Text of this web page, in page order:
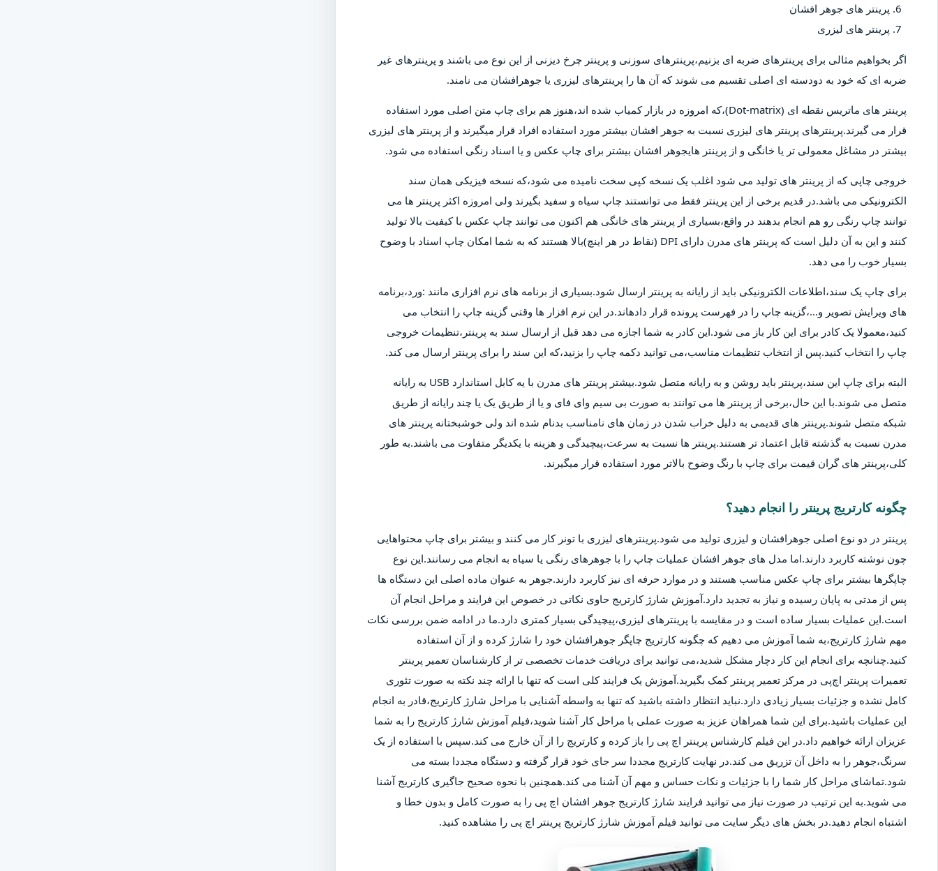
پرینتر های جوهر افشان
پرینتر های لیزری
اگر بخواهیم مثالی برای پرینترهای ضربه ای بزنیم،پرینترهای سوزنی و پرینتر چرخ دیزنی از این نوع می باشند و پرینترهای غیر
ضربه ای که خود به دودسته ای اصلی تقسیم می شوند که آن ها را پرینترهای لیزری یا جوهرافشان می نامند.
پرینتر های ماتریس نقطه ای (Dot-matrix)،که امروزه در بازار کمیاب شده اند،هنوز هم برای چاپ متن اصلی مورد استفاده
قرار می گیرند.پرینترهای پرینتر های لیزری نسبت به جوهر افشان بیشتر مورد استفاده افراد قرار میگیرند و از پرینتر های لیزری
بیشتر در مشاغل معمولی تر یا خانگی و از پرینتر هایجوهر افشان بیشتر برای چاپ عکس و یا اسناد رنگی استفاده می شود.
خروجی چاپی که از پرینتر های تولید می شود اغلب یک نسخه کپی سخت نامیده می شود،که نسخه فیزیکی همان سند
الکترونیکی می باشد.در قدیم برخی از این پرینتر فقط می توانستند چاپ سیاه و سفید بگیرند ولی امروزه اکثر پرینتر ها می
توانند چاپ رنگی رو هم انجام بدهند در واقع،بسیاری از پرینتر های خانگی هم اکنون می توانند چاپ عکس با کیفیت بالا تولید
کنند و این به آن دلیل است که پرینتر های مدرن دارای DPI (نقاط در هر اینچ)بالا هستند که به شما امکان چاپ اسناد با وضوح
بسیار خوب را می دهد.
برای چاپ یک سند،اطلاعات الکترونیکی باید از رایانه به پرینتر ارسال شود.بسیاری از برنامه های نرم افزاری مانند :ورد،برنامه
های ویرایش تصویر و...،گزینه چاپ را در فهرست پرونده قرار دادهاند.در این نرم افزار ها وقتی گزینه چاپ را انتخاب می
کنید،معمولا یک کادر برای این کار باز می شود.این کادر به شما اجازه می دهد قبل از ارسال سند به پرینتر،تنظیمات خروجی
چاپ را انتخاب کنید.پس از انتخاب تنظیمات مناسب،می توانید دکمه چاپ را بزنید،که این سند را برای پرینتر ارسال می کند.
البته برای چاپ این سند،پرینتر باید روشن و به رایانه متصل شود.بیشتر پرینتر های مدرن با یه کابل استاندارد USB به رایانه
متصل می شوند.با این حال،برخی از پرینتر ها می توانند به صورت بی سیم وای فای و یا از طریق یک یا چند رایانه از طریق
شبکه متصل شوند.پرینتر های قدیمی به دلیل خراب شدن در زمان های نامناسب بدنام شده اند ولی خوشبختانه پرینتر های
مدرن نسبت به گذشته قابل اعتماد تر هستند.پرینتر ها نسبت به سرعت،پیچیدگی و هزینه با یکدیگر متفاوت می باشند.به طور
کلی،پرینتر های گران قیمت برای چاپ با رنگ وضوح بالاتر مورد استفاده قرار میگیرند.
چگونه کارتریج پرینتر را انجام دهید؟
پرینتر در دو نوع اصلی جوهرافشان و لیزری تولید می شود.پرینترهای لیزری با تونر کار می کنند و بیشتر برای چاپ محتواهایی
چون نوشته کاربرد دارند.اما مدل های جوهر افشان عملیات چاپ را با جوهرهای رنگی یا سیاه به انجام می رسانند.این نوع
چاپگرها بیشتر برای چاپ عکس مناسب هستند و در موارد حرفه ای نیز کاربرد دارند.جوهر به عنوان ماده اصلی این دستگاه ها
پس از مدتی به پایان رسیده و نیاز به تجدید دارد.آموزش شارژ کارتریج حاوی نکاتی در خصوص این فرایند و مراحل انجام آن
است.این عملیات بسیار ساده است و در مقایسه با پرینترهای لیزری،پیچیدگی بسیار کمتری دارد.ما در ادامه ضمن بررسی نکات
مهم شارژ کارتریج،به شما آموزش می دهیم که چگونه کارتریج چاپگر جوهرافشان خود را شارژ کرده و از آن استفاده
کنید.چنانچه برای انجام این کار دچار مشکل شدید،می توانید برای دریافت خدمات تخصصی تر از کارشناسان تعمیر پرینتر
تعمیرات پرینتر اچ‌پی در مرکز تعمیر پرینتر کمک بگیرید.آموزش یک فرایند کلی است که تنها با ارائه چند نکته به صورت تئوری
کامل نشده و جزئیات بسیار زیادی دارد.نباید انتظار داشته باشید که تنها به واسطه آشنایی با مراحل شارژ کارتریج،قادر به انجام
این عملیات باشید.برای این شما همراهان عزیز به صورت عملی با مراحل کار آشنا شوید،فیلم آموزش شارژ کارتریج را به شما
عزیزان ارائه خواهیم داد.در این فیلم کارشناس پرینتر اچ پی را باز کرده و کارتریج را از آن خارج می کند.سپس با استفاده از یک
سرنگ،جوهر را به داخل آن تزریق می کند.در نهایت کارتریج مجددا سر جای خود قرار گرفته و دستگاه مجددا بسته می
شود.تماشای مراحل کار شما را با جزئیات و نکات حساس و مهم آن آشنا می کند.همچنین با نحوه صحیح جاگیری کارتریج آشنا
می شوید.به این ترتیب در صورت نیاز می توانید فرایند شارژ کارتریج جوهر افشان اچ پی را به صورت کامل و بدون خطا و
اشتباه انجام دهید.در بخش های دیگر سایت می توانید فیلم آموزش شارژ کارتریج پرینتر اچ پی را مشاهده کنید.